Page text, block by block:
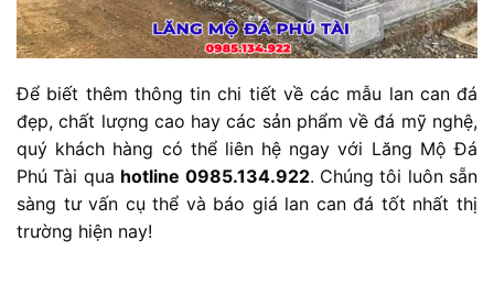
Để biết thêm thông tin chi tiết về các mẫu lan can đá
đẹp, chất lượng cao hay các sản phẩm về đá mỹ nghệ,
quý khách hàng có thể liên hệ ngay với Lăng Mộ Đá
Phú Tài qua hotline 0985.134.922. Chúng tôi luôn sẵn
sàng tư vấn cụ thể và báo giá lan can đá tốt nhất thị
trường hiện nay!